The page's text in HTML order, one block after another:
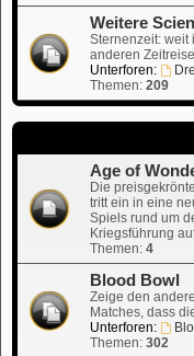
Weitere
Sternenzeit: weit
anderen
Unterforen:
Themen: 209
Age of
Die
tritt ein in eine
Spiels rund um
Kriegsführung
Themen: 4
Blood Bowl
Zeige den
Matches, dass
Unterforen:
Themen: 302